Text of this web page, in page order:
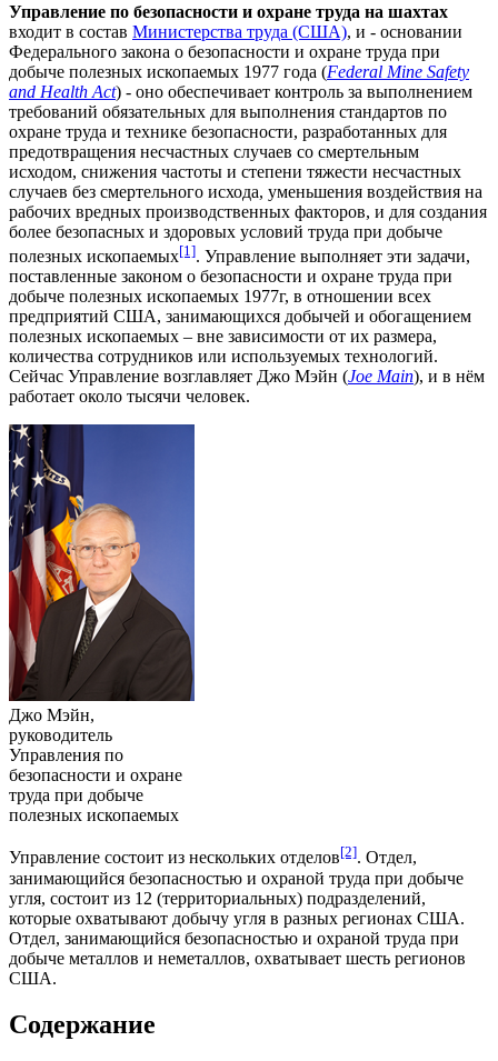
Управление по безопасности и охране труда на шахтах
входит в состав Министерства труда (США), и - основании
Федерального закона о безопасности и охране труда при
добыче полезных ископаемых 1977 года (Federal Mine Safety
and Health Act) - оно обеспечивает контроль за выполнением
требований обязательных для выполнения стандартов по
охране труда и технике безопасности, разработанных для
предотвращения несчастных случаев со смертельным
исходом, снижения частоты и степени тяжести несчастных
случаев без смертельного исхода, уменьшения воздействия на
рабочих вредных производственных факторов, и для создания
более безопасных и здоровых условий труда при добыче
полезных ископаемых[1]. Управление выполняет эти задачи,
поставленные законом о безопасности и охране труда при
добыче полезных ископаемых 1977г, в отношении всех
предприятий США, занимающихся добычей и обогащением
полезных ископаемых – вне зависимости от их размера,
количества сотрудников или используемых технологий.
Сейчас Управление возглавляет Джо Мэйн (Joe Main), и в нём
работает около тысячи человек.
Джо Мэйн,
руководитель
Управления по
безопасности и охране
труда при добыче
полезных ископаемых
Управление состоит из нескольких отделов[2]. Отдел,
занимающийся безопасностью и охраной труда при добыче
угля, состоит из 12 (территориальных) подразделений,
которые охватывают добычу угля в разных регионах США.
Отдел, занимающийся безопасностью и охраной труда при
добыче металлов и неметаллов, охватывает шесть регионов
США.
Содержание